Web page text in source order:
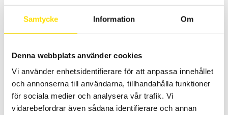
Samtycke Information Om
Denna webbplats använder cookies
Vi använder enhetsidentifierare för att anpassa innehållet
och annonserna till användarna, tillhandahålla funktioner
för sociala medier och analysera vår trafik. Vi
vidarebefordrar även sådana identifierare och annan
FDN
är en lättanvänd dynamometer för tryck och dragkrafter som finns i
6 st olika kapaciteter och skalan börjar på 10% av mätområdet [1 -
10N, 2,5 - 25N, 5 - 50N, 10 - 100 N, 20 - 200N samt 30 - 300N].
2,950.00kr LÄS MER